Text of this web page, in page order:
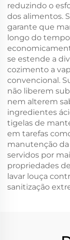
reduzindo o
dos alimentos.
garante que
longo do
se estende a
cozimento a
convencional.
não liberem
nem alterem
ingredientes
tigelas de
em tarefas
manutenção
servidos por
propriedades
lavar louça
sanitização